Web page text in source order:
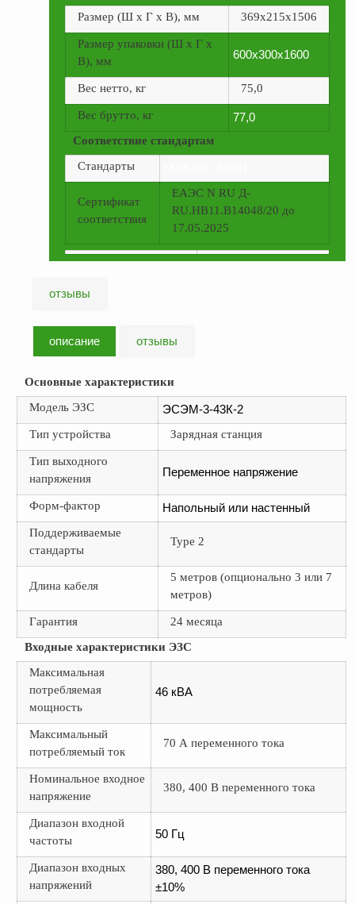
Размер (Ш х Г х В), мм 369x215x1506
Размер упаковки (Ш х Г х
В), мм
600x300x1600
Вес нетто, кг 75,0
Вес брутто, кг 77,0
Соответствие стандартам
Стандарты
Сертификат
соответствия
ЕАЭС N RU Д-
RU.HB11.B14048/20 до
17.05.2025
отзывы
описание отзывы
Основные характеристики
Модель ЭЗС
ЭСЭМ-3-43К-2
Тип устройства Зарядная станция
Тип выходного
напряжения
Переменное напряжение
Форм-фактор Напольный или настенный
Поддерживаемые
стандарты
Type 2
Длина кабеля
5 метров (опционально 3 или 7
метров)
Гарантия
24 месяца
Входные характеристики ЭЗС
Максимальная
потребляемая
мощность
46 кВА
Максимальный
потребляемый ток
70 А переменного тока
Номинальное входное
напряжение
380, 400 В переменного тока
Диапазон входной
частоты
50 Гц
Диапазон входных
напряжений
380, 400 В переменного тока
±10%